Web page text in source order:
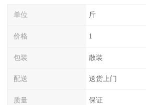
单位 斤
价格 1
包装 散装
配送 送货上门
质量 保证